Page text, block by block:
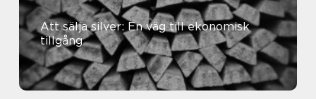
Att sälja silver: En väg till ekonomisk
tillgång